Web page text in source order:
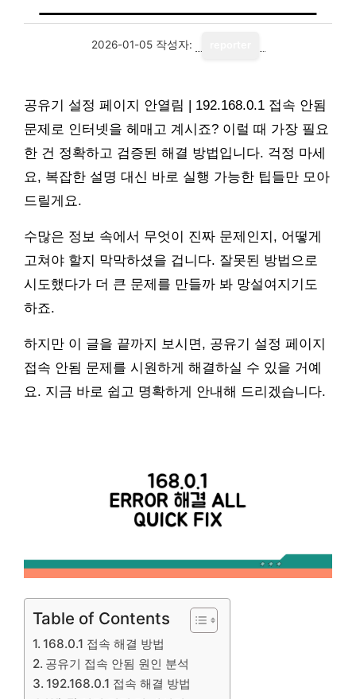
2026-01-05 작성자:
공유기 설정 페이지 안열림 | 192.168.0.1 접속 안됨
문제로 인터넷을 헤매고 계시죠? 이럴 때 가장 필요
한 건 정확하고 검증된 해결 방법입니다. 걱정 마세
요, 복잡한 설명 대신 바로 실행 가능한 팁들만 모아
드릴게요.
수많은 정보 속에서 무엇이 진짜 문제인지, 어떻게
고쳐야 할지 막막하셨을 겁니다. 잘못된 방법으로
시도했다가 더 큰 문제를 만들까 봐 망설여지기도
하죠.
하지만 이 글을 끝까지 보시면, 공유기 설정 페이지
접속 안됨 문제를 시원하게 해결하실 수 있을 거예
요. 지금 바로 쉽고 명확하게 안내해 드리겠습니다.
Table of Contents
168.0.1 접속 해결 방법
공유기 접속 안됨 원인 분석
192.168.0.1 접속 해결 방법